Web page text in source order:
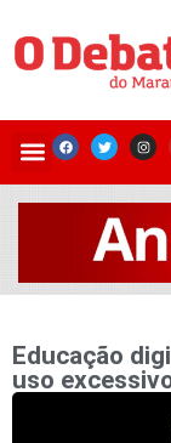
Educação
uso